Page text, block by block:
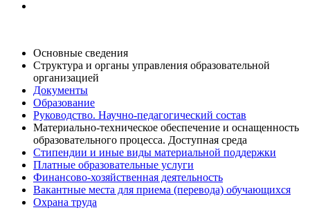
Основные сведения
Структура и органы управления образовательной
организацией
Документы
Образование
Руководство. Научно-педагогический состав
Материально-техническое обеспечение и оснащенность
образовательного процесса. Доступная среда
Стипендии и иные виды материальной поддержки
Платные образовательные услуги
Финансово-хозяйственная деятельность
Вакантные места для приема (перевода) обучающихся
Охрана труда